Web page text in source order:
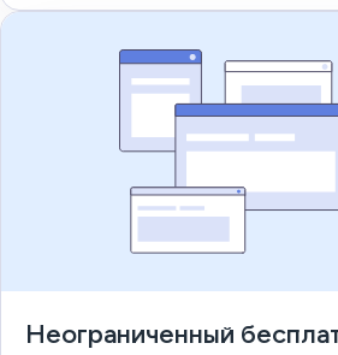
Неограниченный